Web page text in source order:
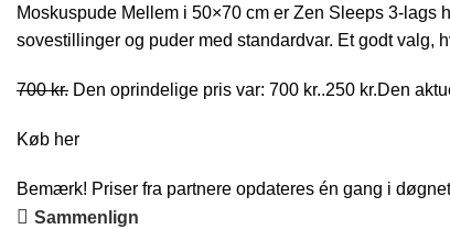
Moskuspude Mellem i 50×70 cm er Zen Sleeps 3-
sovestillinger og puder med standardvar. Et godt valg,
700kr. Den oprindelige pris var: 700 kr..250 kr.Den
Køb her
Bemærk! Priser fra partnere opdateres én gang i
Sammenlign